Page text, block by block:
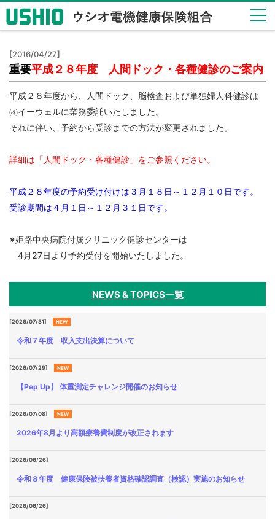
健保
のし
くみ
Insurance
System
の給
付
Benefits
Health
Checkup
各種
申請
覧
Form
よく
ある
質問
FAQ
[2016/04/27]
重要平成２８年度 人間ドック・各種健診のご案内
平成２８年度から、人間ドック、脳検査および単独婦人科健診は
㈱イーウェルに業務委託いたしました。
それに伴い、予約から受診までの方法が変更されました。
詳細は「人間ドック・各種健診」をご参照ください。
平成２８年度の予約受け付けは３月１８日～１２月１０日です。
受診期間は４月１日～１２月３１日です。
※姫路中央病院付属クリニック健診センターは
4月27日より予約受付を開始いたしました。
NEWS & TOPICS一覧
[2026/07/31] NEW
令和７年度 収入支出決算について
[2026/07/29] NEW
【Pep Up】 体重測定チャレンジ開催のお知らせ
[2026/07/08] NEW
2026年8月より高額療養費制度が改正されます
[2026/06/26]
令和８年度 健康保険被扶養者資格確認調査（検認）実施のお知らせ
[2026/06/26]